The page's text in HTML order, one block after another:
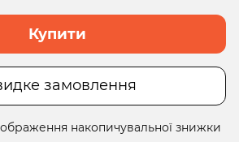
Купити
замовлення
накопичувальної знижки